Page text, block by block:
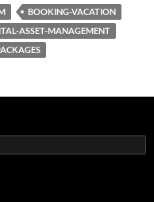
BOOKING-VACATION
ASSET-MANAGEMENT